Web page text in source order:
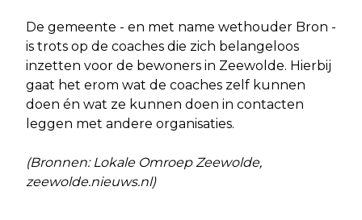
De gemeente - en met name wethouder Bron -
is trots op de coaches die zich belangeloos
inzetten voor de bewoners in Zeewolde. Hierbij
gaat het erom wat de coaches zelf kunnen
doen én wat ze kunnen doen in contacten
leggen met andere organisaties.
(Bronnen: Lokale Omroep Zeewolde,
zeewolde.nieuws.nl)